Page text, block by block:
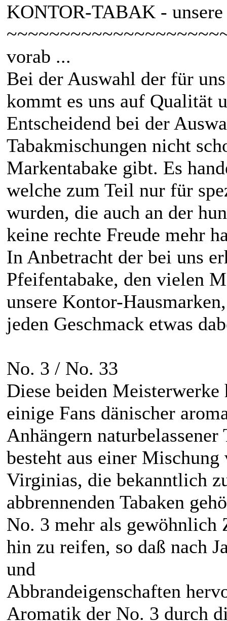
KONTOR-TABAK - unsere
vorab ...
Bei der Auswahl der für
kommt es uns auf Qualität
Entscheidend bei der
Tabakmischungen nicht
Markentabake gibt. Es
welche zum Teil nur für
wurden, die auch an der
keine rechte Freude mehr
In Anbetracht der bei uns
Pfeifentabake, den vielen
unsere Kontor-
jeden Geschmack etwas
No. 3 / No. 33
Diese beiden Meisterwerke
einige Fans dänischer
Anhängern
besteht aus einer
Virginias, die bekanntlich
abbrennenden Tabaken
No. 3 mehr als gewöhnlich
hin zu reifen, so daß nach
und
Abbrandeigenschaften
Aromatik der No. 3 durch